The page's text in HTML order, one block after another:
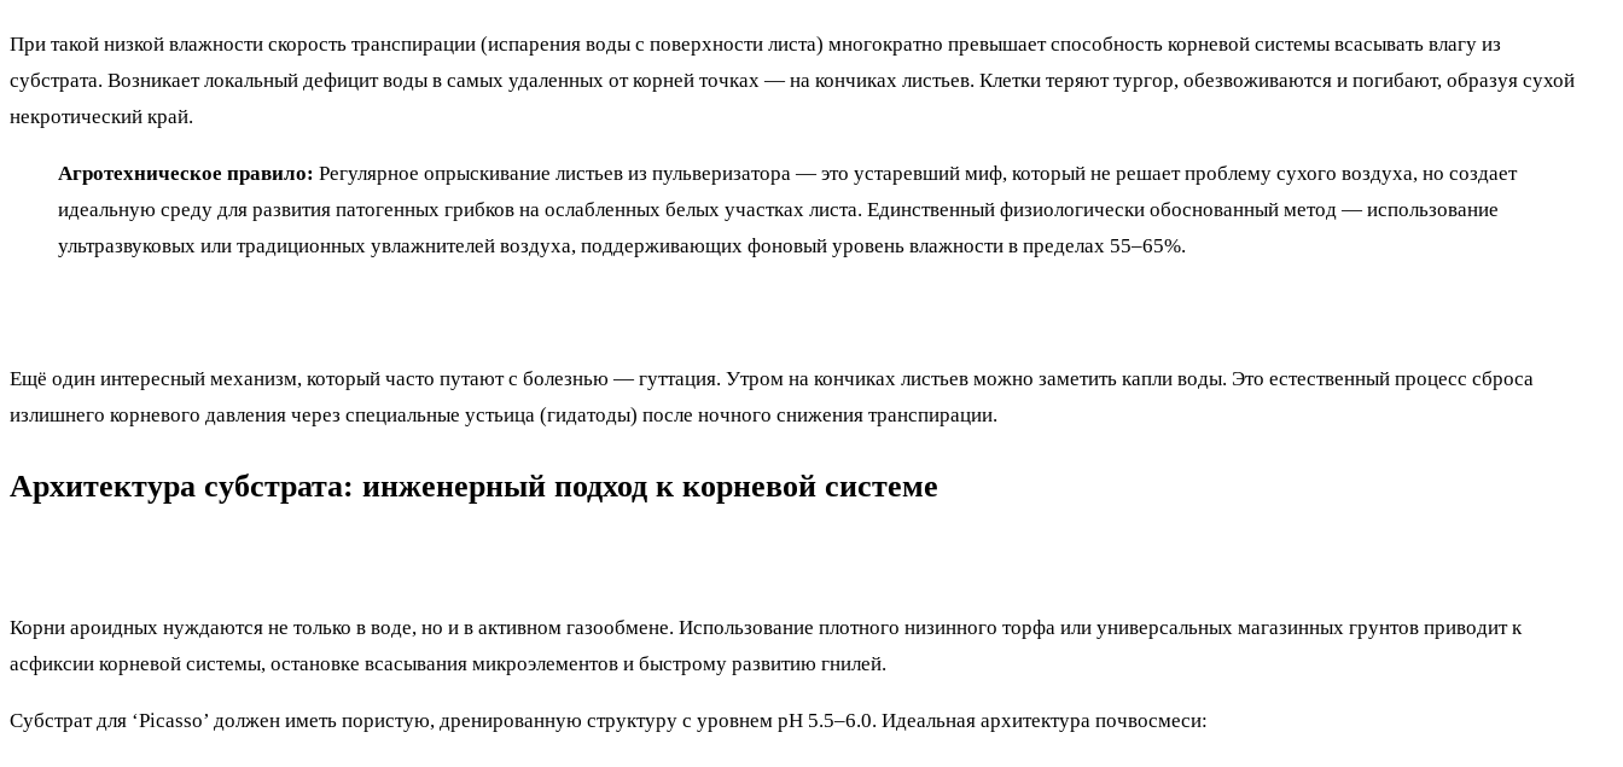
При такой низкой влажности скорость транспирации (испарения воды с поверхности листа) многократно превышает способность корневой системы всасывать влагу из
субстрата. Возникает локальный дефицит воды в самых удаленных от корней точках — на кончиках листьев. Клетки теряют тургор, обезвоживаются и погибают, образуя сухой
некротический край.
Агротехническое правило: Регулярное опрыскивание листьев из пульверизатора — это устаревший миф, который не решает проблему сухого воздуха, но создает
идеальную среду для развития патогенных грибков на ослабленных белых участках листа. Единственный физиологически обоснованный метод — использование
ультразвуковых или традиционных увлажнителей воздуха, поддерживающих фоновый уровень влажности в пределах 55–65%.
Ещё один интересный механизм, который часто путают с болезнью — гуттация. Утром на кончиках листьев можно заметить капли воды. Это естественный процесс сброса
излишнего корневого давления через специальные устьица (гидатоды) после ночного снижения транспирации.
Архитектура субстрата: инженерный подход к корневой системе
Корни ароидных нуждаются не только в воде, но и в активном газообмене. Использование плотного низинного торфа или универсальных магазинных грунтов приводит к
асфиксии корневой системы, остановке всасывания микроэлементов и быстрому развитию гнилей.
Субстрат для ‘Picasso’ должен иметь пористую, дренированную структуру с уровнем pH 5.5–6.0. Идеальная архитектура почвосмеси: